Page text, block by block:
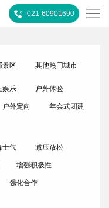
021-60901690
景区 其他热门城市
娱乐 户外体验
户外定向 年会式团建
士气 减压放松
增强积极性
强化合作